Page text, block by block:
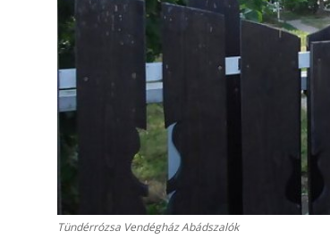
Tündérrózsa Vendégház Abádszalók